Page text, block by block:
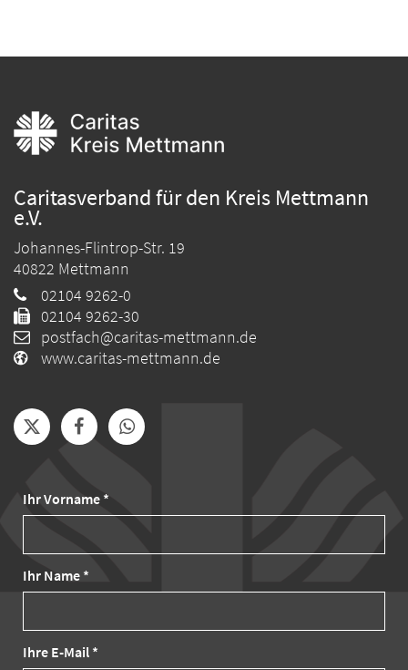
Ihr Vorname *
Ihr Name *
Ihre E-Mail *
Caritasverband für den Kreis Mettmann
e.V.
Johannes-Flintrop-Str. 19
40822 Mettmann
02104 9262-0
02104 9262-30
postfach@caritas-mettmann.de
www.caritas-mettmann.de